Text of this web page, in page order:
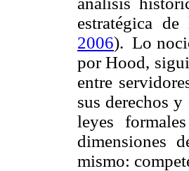
estratégica
2006). Lo
por Hood,
entre
sus derechos
leyes
dimensiones
mismo: